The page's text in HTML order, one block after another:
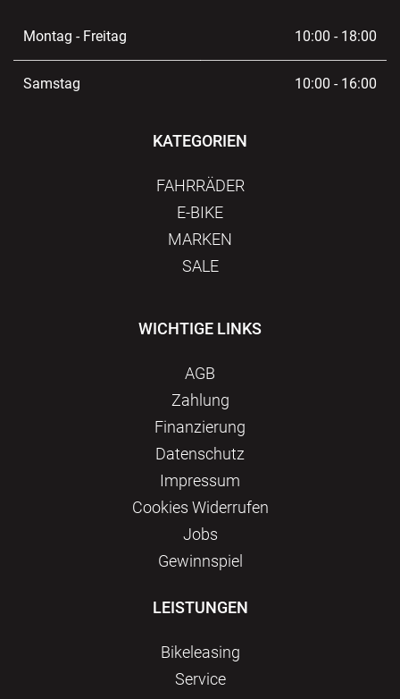
Montag - Freitag 10:00 - 18:00
Samstag 10:00 - 16:00
KATEGORIEN
FAHRRÄDER
E-BIKE
MARKEN
SALE
WICHTIGE LINKS
AGB
Zahlung
Finanzierung
Datenschutz
Impressum
Сookies Widerrufen
Jobs
Gewinnspiel
LEISTUNGEN
Bikeleasing
Service